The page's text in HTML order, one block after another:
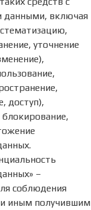
данными, включая
уточнение
доступ),
–
соблюдения
иным получившим